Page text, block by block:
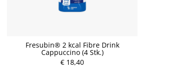
Fresubin® 2 kcal Fibre Drink
Cappuccino (4 Stk.)
€ 18,40
P
r